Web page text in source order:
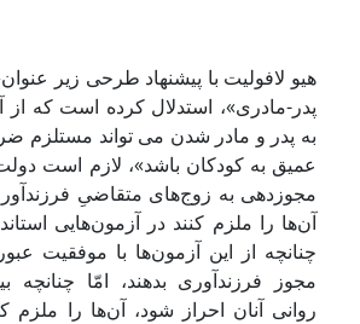
هیو لافولیت با پیشنهاد طرحی زیر
پدر-مادری»، استدلال کرده است که از
به پدر و مادر شدن می تواند مستلزم
عمیق به کودکان باشد»، لازم است
مجوزدهی به زوج‌های متقاضیِ
آن‌ها را ملزم کنند در آزمون‌هایی
چنانچه از این آزمون‌ها با موفقیت
مجوز فرزندآوری بدهند، امّا چنانچه
روانی آنان احراز شود، آن‌ها را ملزم